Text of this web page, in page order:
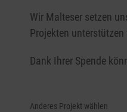
Wir Malteser setzen
Projekten
Dank Ihrer Spende
Anderes Projekt wählen